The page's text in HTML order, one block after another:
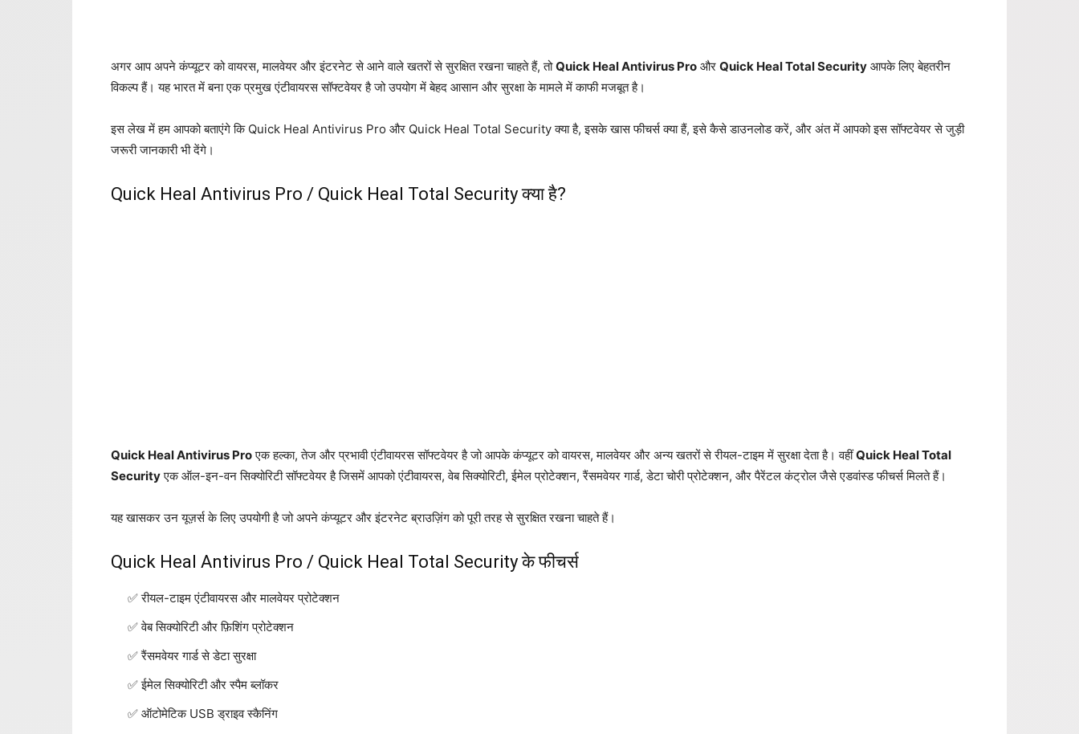
अगर आप अपने कंप्यूटर को वायरस, मालवेयर और इंटरनेट से आने वाले खतरों से सुरक्षित रखना चाहते हैं, तोQuick Heal Antivirus Pro और Quick Heal Total Security आपके लिए बेहतरीन
विकल्प हैं। यह भारत में बना एक प्रमुख एंटीवायरस सॉफ्टवेयर है जो उपयोग में बेहद आसान और सुरक्षा के मामले में काफी मजबूत है।
इस लेख में हम आपको बताएंगे कि Quick Heal Antivirus Pro और Quick Heal Total Security क्या है, इसके खास फीचर्स क्या हैं, इसे कैसे डाउनलोड करें, और अंत में आपको इस सॉफ्टवेयर से जुड़ी
जरूरी जानकारी भी देंगे।
Quick Heal Antivirus Pro / Quick Heal Total Security क्या है?
Quick Heal Antivirus Proएक हल्का, तेज और प्रभावी एंटीवायरस सॉफ्टवेयर है जो आपके कंप्यूटर को वायरस, मालवेयर और अन्य खतरों से रीयल-टाइम में सुरक्षा देता है। वहींQuick Heal Total
Securityएक ऑल-इन-वन सिक्योरिटी सॉफ्टवेयर है जिसमें आपको एंटीवायरस, वेब सिक्योरिटी, ईमेल प्रोटेक्शन, रैंसमवेयर गार्ड, डेटा चोरी प्रोटेक्शन, और पैरेंटल कंट्रोल जैसे एडवांस्ड फीचर्स मिलते हैं।
यह खासकर उन यूज़र्स के लिए उपयोगी है जो अपने कंप्यूटर और इंटरनेट ब्राउज़िंग को पूरी तरह से सुरक्षित रखना चाहते हैं।
Quick Heal Antivirus Pro / Quick Heal Total Security के फीचर्स
रीयल-टाइम एंटीवायरस और मालवेयर प्रोटेक्शन
वेब सिक्योरिटी और फ़िशिंग प्रोटेक्शन
रैंसमवेयर गार्ड से डेटा सुरक्षा
ईमेल सिक्योरिटी और स्पैम ब्लॉकर
ऑटोमेटिक USB ड्राइव स्कैनिंग